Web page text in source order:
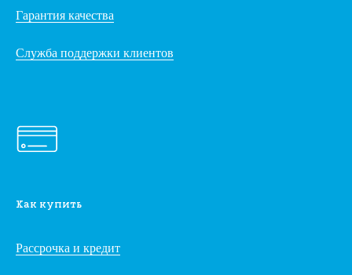
Гарантия качества
Служба поддержки клиентов
Как купить
Рассрочка и кредит